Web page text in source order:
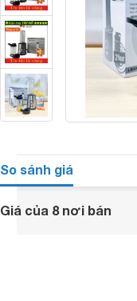
So sánh giá
Giá của 8 nơi bán